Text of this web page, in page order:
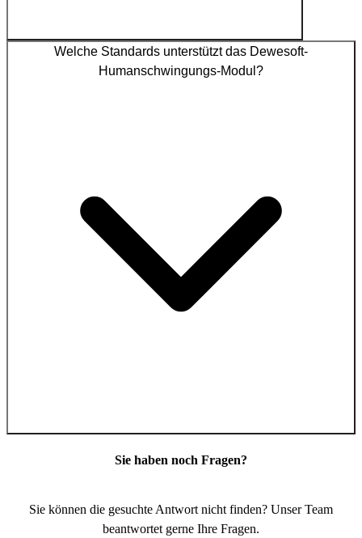
Welche Standards unterstützt das Dewesoft-
Humanschwingungs-Modul?
Sie haben noch Fragen?
Sie können die gesuchte Antwort nicht finden? Unser Team
beantwortet gerne Ihre Fragen.